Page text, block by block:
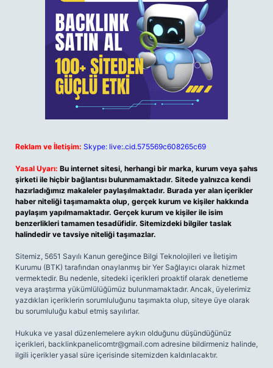
Reklam ve İletişim: Skype: live:.cid.575569c608265c69
Yasal Uyarı: Bu internet sitesi, herhangi bir marka, kurum veya şahıs
şirketi ile hiçbir bağlantısı bulunmamaktadır. Sitede yalnızca kendi
hazırladığımız makaleler paylaşılmaktadır. Burada yer alan içerikler
haber niteliği taşımamakta olup, gerçek kurum ve kişiler hakkında
paylaşım yapılmamaktadır. Gerçek kurum ve kişiler ile isim
benzerlikleri tamamen tesadüfidir. Sitemizdeki bilgiler taslak
halindedir ve tavsiye niteliği taşımazlar.
Sitemiz, 5651 Sayılı Kanun gereğince Bilgi Teknolojileri ve İletişim
Kurumu (BTK) tarafından onaylanmış bir Yer Sağlayıcı olarak hizmet
vermektedir. Bu nedenle, sitedeki içerikleri proaktif olarak denetleme
veya araştırma yükümlülüğümüz bulunmamaktadır. Ancak, üyelerimiz
yazdıkları içeriklerin sorumluluğunu taşımakta olup, siteye üye olarak
bu sorumluluğu kabul etmiş sayılırlar.
Hukuka ve yasal düzenlemelere aykırı olduğunu düşündüğünüz
içerikleri, backlinkpanelicomtr@gmail.com adresine bildirmeniz halinde,
ilgili içerikler yasal süre içerisinde sitemizden kaldırılacaktır.